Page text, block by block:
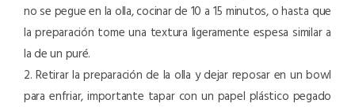
no se pegue en la olla, cocinar de 10 a 15 minutos, o hasta que
la preparación tome una textura ligeramente espesa similar a
la de un puré.
2. Retirar la preparación de la olla y dejar reposar en un bowl
para enfriar, importante tapar con un papel plástico pegado